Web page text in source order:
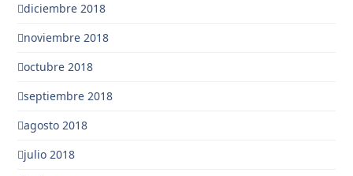
diciembre 2018
noviembre 2018
octubre 2018
septiembre 2018
agosto 2018
julio 2018